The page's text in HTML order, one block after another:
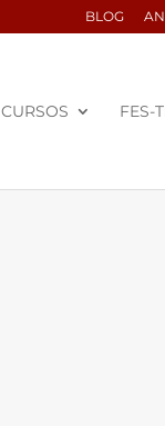
BLOG
CURSOS FES-